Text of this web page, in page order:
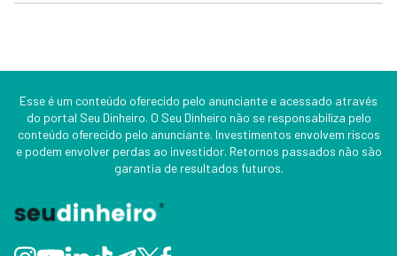
Esse é um conteúdo oferecido pelo anunciante e acessado através
do portal Seu Dinheiro. O Seu Dinheiro não se responsabiliza pelo
conteúdo oferecido pelo anunciante. Investimentos envolvem riscos
e podem envolver perdas ao investidor. Retornos passados não são
garantia de resultados futuros.